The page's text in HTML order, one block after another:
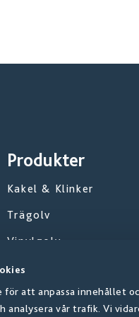
att anpassa innehållet
analysera vår trafik. Vi
Produkter
Kakel & Klinker
Trägolv
Vinylgolv
Textilgolv
Väggpanel